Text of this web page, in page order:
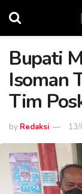
Bupati
Isoman
Tim
by Redaksi